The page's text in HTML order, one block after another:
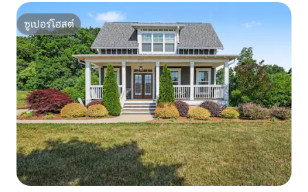
ซูเปอร์โฮสต์
ซูเปอร์โฮสต์